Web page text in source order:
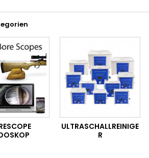
ULTRASCHALLREINIGE
R